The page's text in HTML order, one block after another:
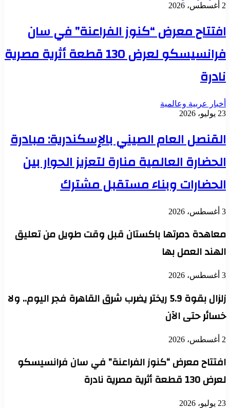
2 أغسطس، 2026
افتتاح معرض “كنوز الفراعنة” في سان
فرانسيسكو لعرض 130 قطعة أثرية مصرية
نادرة
أخبار عربية وعالمية
23 يوليو، 2026
القنصل العام الصيني بالإسكندرية: مبادرة
الحضارة العالمية منارة لتعزيز الحوار بين
الحضارات وبناء مستقبل مشترك
3 أغسطس، 2026
معاهدة دمرتها باكستان قبل وقت طويل من تعليق
الهند العمل بها
3 أغسطس، 2026
زلزال بقوة 5.9 ريختر يضرب شرق القاهرة فجر اليوم.. ولا
خسائر حتى الآن
2 أغسطس، 2026
افتتاح معرض “كنوز الفراعنة” في سان فرانسيسكو
لعرض 130 قطعة أثرية مصرية نادرة
23 يوليو، 2026